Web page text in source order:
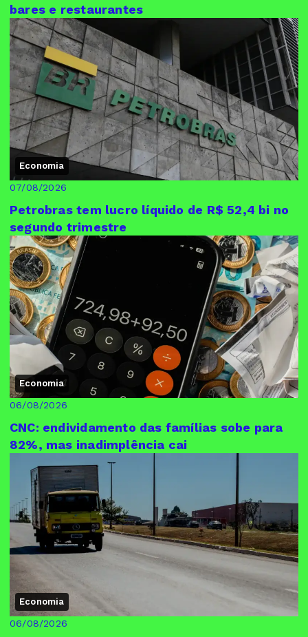
bares e restaurantes
Economia
07/08/2026
Petrobras tem lucro líquido de R$ 52,4 bi no
segundo trimestre
Economia
06/08/2026
CNC: endividamento das famílias sobe para
82%, mas inadimplência cai
Economia
06/08/2026